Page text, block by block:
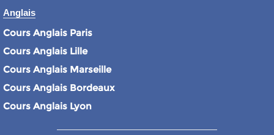
Anglais
Cours Anglais Paris
Cours Anglais Lille
Cours Anglais Marseille
Cours Anglais Bordeaux
Cours Anglais Lyon